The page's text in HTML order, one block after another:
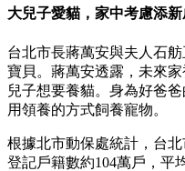
大兒子愛貓，家中考慮添新
台北市長蔣萬安與夫人石
寶貝。蔣萬安透露，未來
兒子想要養貓。身為好爸
用領養的方式飼養寵物。
根據北市動保處統計，台北
登記戶籍數約104萬戶，平